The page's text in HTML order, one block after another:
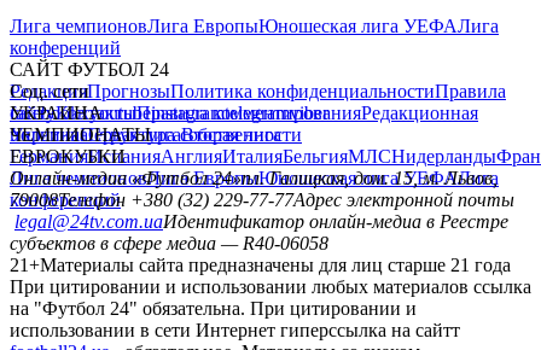
Лига чемпионовЛига ЕвропыЮношеская лига УЕФАЛига
конференций
САЙТ ФУТБОЛ 24
РедакцияПрогнозыПолитика конфиденциальностиПравила
сайтуКонтактыПравила комментированияРедакционная
политикаСтруктура собственности
Соц. сети
facebookxyoutubeinstagramtelegramviber
УКРАИНА
УкраинаПервая лигаВторая лига
ЧЕМПИОНАТЫ
ГерманияИспанияАнглияИталияБельгияМЛСНидерланды
ЕВРОКУБКИ
Лига чемпионовЛига ЕвропыЮношеская лига УЕФАЛига
конференций
Онлайн-медиа «Футбол 24»пл. Галицкая, дом. 15, м. Львов,
79008Телефон +380 (32) 229-77-77Адрес электронной почты
legal@24tv.com.uaИдентификатор онлайн-медиа в Реестре
субъектов в сфере медиа — R40-06058
21+Материалы сайта предназначены для лиц старше 21 года
При цитировании и использовании любых материалов ссылка
на "Футбол 24" обязательна. При цитировании и
использовании в сети Интернет гиперссылка на сайтт